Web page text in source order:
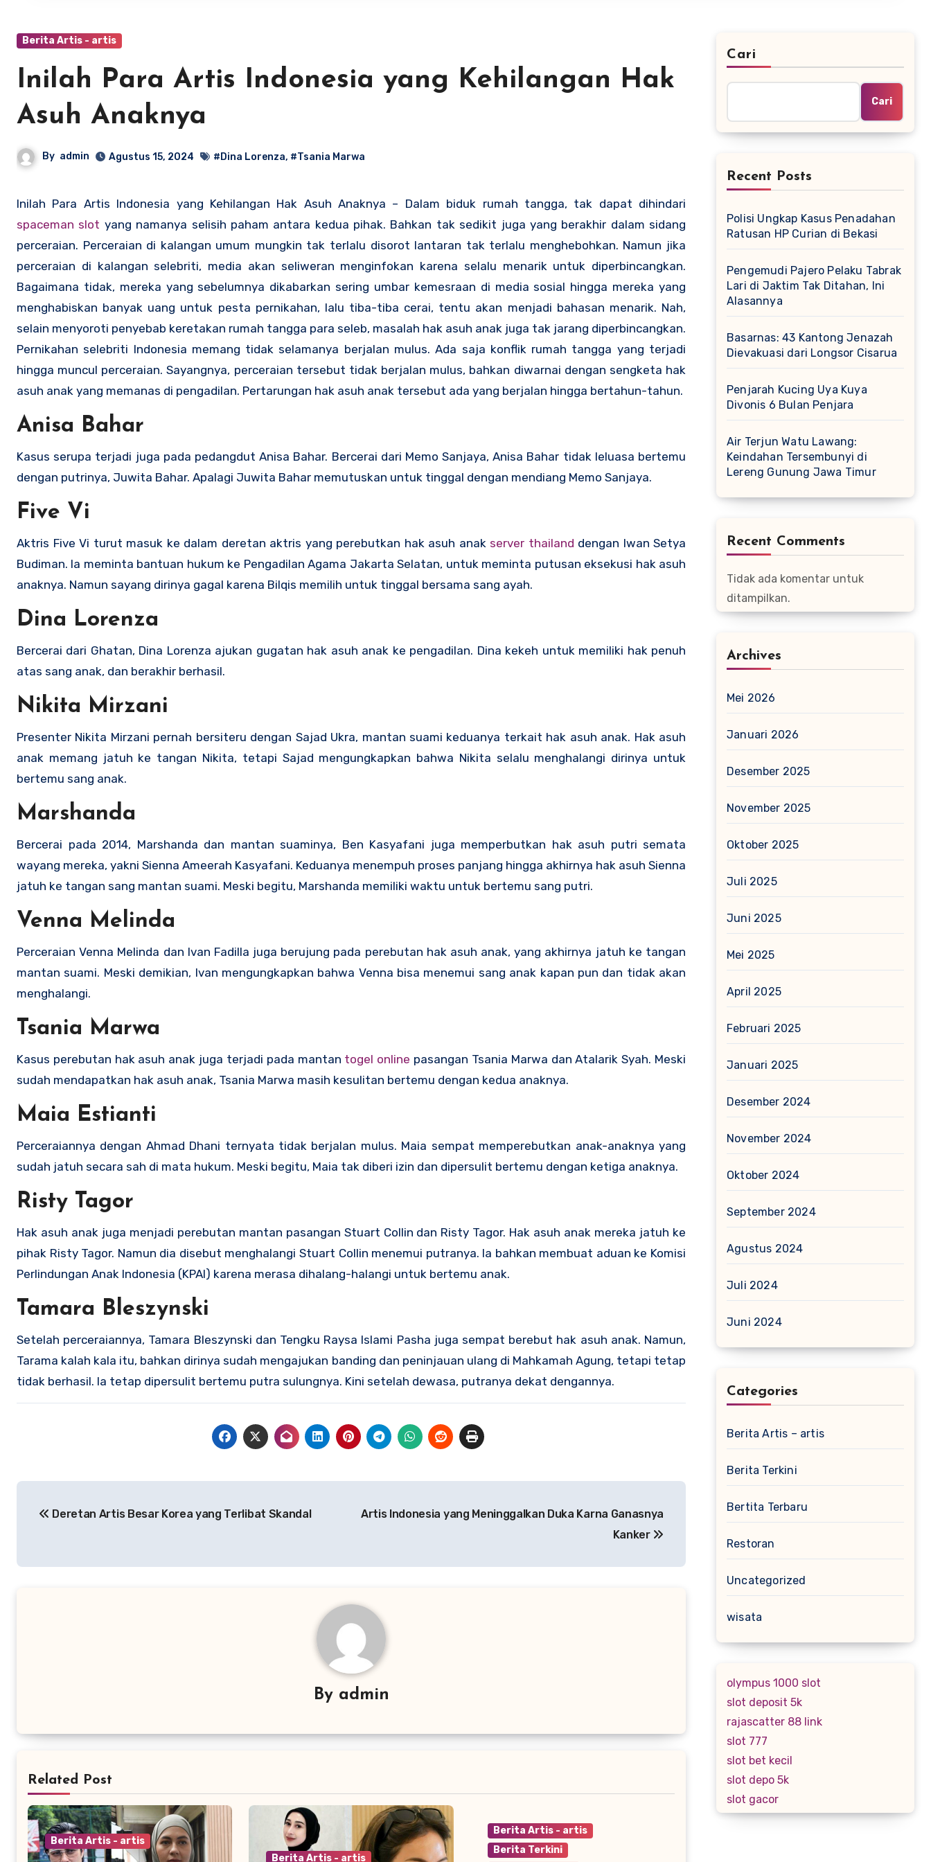
Berita Artis - artis
Inilah Para Artis Indonesia yang Kehilangan Hak
Asuh Anaknya
By admin Agustus 15, 2024 #Dina Lorenza, #Tsania Marwa
Inilah Para Artis Indonesia yang Kehilangan Hak Asuh Anaknya – Dalam biduk rumah tangga, tak dapat dihindari
spaceman slot yang namanya selisih paham antara kedua pihak. Bahkan tak sedikit juga yang berakhir dalam sidang
perceraian. Perceraian di kalangan umum mungkin tak terlalu disorot lantaran tak terlalu menghebohkan. Namun jika
perceraian di kalangan selebriti, media akan seliweran menginfokan karena selalu menarik untuk diperbincangkan.
Bagaimana tidak, mereka yang sebelumnya dikabarkan sering umbar kemesraan di media sosial hingga mereka yang
menghabiskan banyak uang untuk pesta pernikahan, lalu tiba-tiba cerai, tentu akan menjadi bahasan menarik. Nah,
selain menyoroti penyebab keretakan rumah tangga para seleb, masalah hak asuh anak juga tak jarang diperbincangkan.
Pernikahan selebriti Indonesia memang tidak selamanya berjalan mulus. Ada saja konflik rumah tangga yang terjadi
hingga muncul perceraian. Sayangnya, perceraian tersebut tidak berjalan mulus, bahkan diwarnai dengan sengketa hak
asuh anak yang memanas di pengadilan. Pertarungan hak asuh anak tersebut ada yang berjalan hingga bertahun-tahun.
Anisa Bahar
Kasus serupa terjadi juga pada pedangdut Anisa Bahar. Bercerai dari Memo Sanjaya, Anisa Bahar tidak leluasa bertemu
dengan putrinya, Juwita Bahar. Apalagi Juwita Bahar memutuskan untuk tinggal dengan mendiang Memo Sanjaya.
Five Vi
Aktris Five Vi turut masuk ke dalam deretan aktris yang perebutkan hak asuh anak server thailand dengan Iwan Setya
Budiman. Ia meminta bantuan hukum ke Pengadilan Agama Jakarta Selatan, untuk meminta putusan eksekusi hak asuh
anaknya. Namun sayang dirinya gagal karena Bilqis memilih untuk tinggal bersama sang ayah.
Dina Lorenza
Bercerai dari Ghatan, Dina Lorenza ajukan gugatan hak asuh anak ke pengadilan. Dina kekeh untuk memiliki hak penuh
atas sang anak, dan berakhir berhasil.
Nikita Mirzani
Presenter Nikita Mirzani pernah bersiteru dengan Sajad Ukra, mantan suami keduanya terkait hak asuh anak. Hak asuh
anak memang jatuh ke tangan Nikita, tetapi Sajad mengungkapkan bahwa Nikita selalu menghalangi dirinya untuk
bertemu sang anak.
Marshanda
Bercerai pada 2014, Marshanda dan mantan suaminya, Ben Kasyafani juga memperbutkan hak asuh putri semata
wayang mereka, yakni Sienna Ameerah Kasyafani. Keduanya menempuh proses panjang hingga akhirnya hak asuh Sienna
jatuh ke tangan sang mantan suami. Meski begitu, Marshanda memiliki waktu untuk bertemu sang putri.
Venna Melinda
Perceraian Venna Melinda dan Ivan Fadilla juga berujung pada perebutan hak asuh anak, yang akhirnya jatuh ke tangan
mantan suami. Meski demikian, Ivan mengungkapkan bahwa Venna bisa menemui sang anak kapan pun dan tidak akan
menghalangi.
Tsania Marwa
Kasus perebutan hak asuh anak juga terjadi pada mantan togel online pasangan Tsania Marwa dan Atalarik Syah. Meski
sudah mendapatkan hak asuh anak, Tsania Marwa masih kesulitan bertemu dengan kedua anaknya.
Maia Estianti
Perceraiannya dengan Ahmad Dhani ternyata tidak berjalan mulus. Maia sempat memperebutkan anak-anaknya yang
sudah jatuh secara sah di mata hukum. Meski begitu, Maia tak diberi izin dan dipersulit bertemu dengan ketiga anaknya.
Risty Tagor
Hak asuh anak juga menjadi perebutan mantan pasangan Stuart Collin dan Risty Tagor. Hak asuh anak mereka jatuh ke
pihak Risty Tagor. Namun dia disebut menghalangi Stuart Collin menemui putranya. Ia bahkan membuat aduan ke Komisi
Perlindungan Anak Indonesia (KPAI) karena merasa dihalang-halangi untuk bertemu anak.
Tamara Bleszynski
Setelah perceraiannya, Tamara Bleszynski dan Tengku Raysa Islami Pasha juga sempat berebut hak asuh anak. Namun,
Tarama kalah kala itu, bahkan dirinya sudah mengajukan banding dan peninjauan ulang di Mahkamah Agung, tetapi tetap
tidak berhasil. Ia tetap dipersulit bertemu putra sulungnya. Kini setelah dewasa, putranya dekat dengannya.
pos Deretan Artis Besar Korea yang Terlibat Skandal
Artis Indonesia yang Meninggalkan Duka Karna Ganasnya
Kanker
By admin
Related Post
Berita Artis - artis
Berita Artis - artis
Berita Artis - artis
Berita Terkini
Cari
Cari
Recent Posts
Polisi Ungkap Kasus Penadahan
Ratusan HP Curian di Bekasi
Pengemudi Pajero Pelaku Tabrak
Lari di Jaktim Tak Ditahan, Ini
Alasannya
Basarnas: 43 Kantong Jenazah
Dievakuasi dari Longsor Cisarua
Penjarah Kucing Uya Kuya
Divonis 6 Bulan Penjara
Air Terjun Watu Lawang:
Keindahan Tersembunyi di
Lereng Gunung Jawa Timur
Recent Comments
Tidak ada komentar untuk
ditampilkan.
Archives
Mei 2026
Januari 2026
Desember 2025
November 2025
Oktober 2025
Juli 2025
Juni 2025
Mei 2025
April 2025
Februari 2025
Januari 2025
Desember 2024
November 2024
Oktober 2024
September 2024
Agustus 2024
Juli 2024
Juni 2024
Categories
Berita Artis – artis
Berita Terkini
Bertita Terbaru
Restoran
Uncategorized
wisata
olympus 1000 slot
slot deposit 5k
rajascatter 88 link
slot 777
slot bet kecil
slot depo 5k
slot gacor